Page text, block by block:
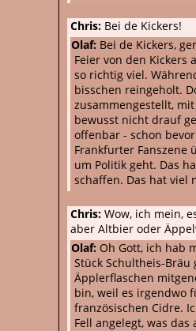
Chris: Bei de Kickers!
Olaf: Bei de Kickers,
Feier von den Kickers
so richtig viel.
bisschen reingeholt.
zusammengestellt,
bewusst nicht drauf
offenbar - schon
Frankfurter Fanszene
um Politik geht. Das
schaffen. Das hat viel
Chris: Wow, ich mein,
aber Altbier oder
Olaf: Oh Gott, ich hab
Stück Schultheis-
Äpplerflaschen
bin, weil es irgendwo
französischen Cidre.
Fell angelegt, was das